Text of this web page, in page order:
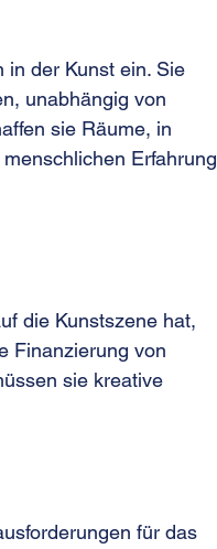
in der Kunst ein. Sie
unabhängig von
sie Räume, in
Erfahrung
die Kunstszene hat,
Finanzierung von
sie kreative
für das